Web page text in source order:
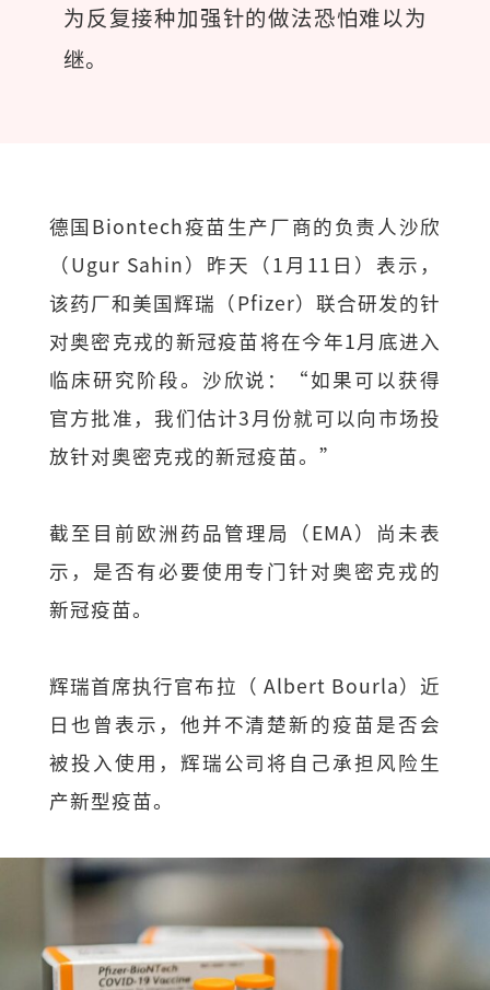
为反复接种加强针的做法恐怕难以为
继。
德国Biontech疫苗生产厂商的负责人沙欣
（Ugur Sahin）昨天（1月11日）表示，
该药厂和美国辉瑞（Pfizer）联合研发的针
对奥密克戎的新冠疫苗将在今年1月底进入
临床研究阶段。沙欣说：“如果可以获得
官方批准，我们估计3月份就可以向市场投
放针对奥密克戎的新冠疫苗。”
截至目前欧洲药品管理局（EMA）尚未表
示，是否有必要使用专门针对奥密克戎的
新冠疫苗。
辉瑞首席执行官布拉（ Albert Bourla）近
日也曾表示，他并不清楚新的疫苗是否会
被投入使用，辉瑞公司将自己承担风险生
产新型疫苗。